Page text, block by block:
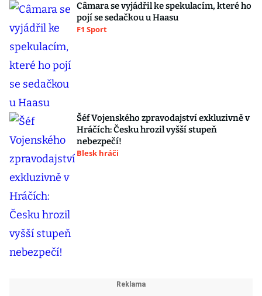
Câmara se vyjádřil ke spekulacím, které ho
pojí se sedačkou u Haasu
F1 Sport
Šéf Vojenského zpravodajství exkluzivně v
Hráčích: Česku hrozil vyšší stupeň
nebezpečí!
Blesk hráči